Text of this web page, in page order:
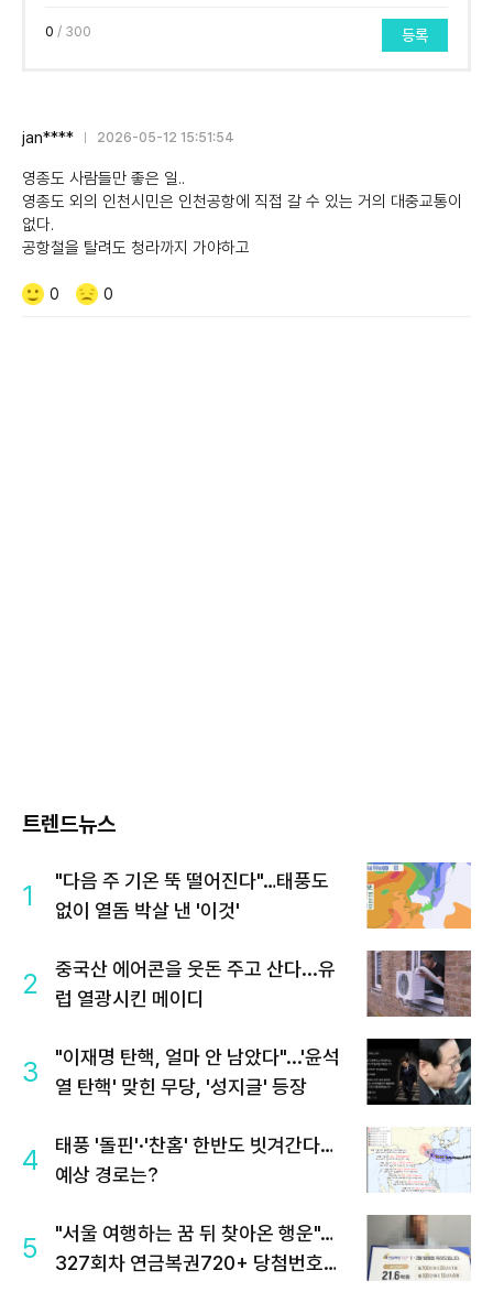
0 / 300 등록
jan**** 2026-05-12 15:51:54
영종도 사람들만 좋은 일..
영종도 외의 인천시민은 인천공항에 직접 갈 수 있는 거의 대중교통이
없다.
공항철을 탈려도 청라까지 가야하고
Like/Dislike
공
0
비
0
트렌드뉴스
1
"다음 주 기온 뚝 떨어진다"…태풍도
없이 열돔 박살 낸 '이것'
2
중국산 에어콘을 웃돈 주고 산다...유
럽 열광시킨 메이디
3
"이재명 탄핵, 얼마 안 남았다"...'윤석
열 탄핵' 맞힌 무당, '성지글' 등장
4
태풍 '돌핀'·'찬홈' 한반도 빗겨간다…
예상 경로는?
5
"서울 여행하는 꿈 뒤 찾아온 행운"…
327회차 연금복권720+ 당첨번호조